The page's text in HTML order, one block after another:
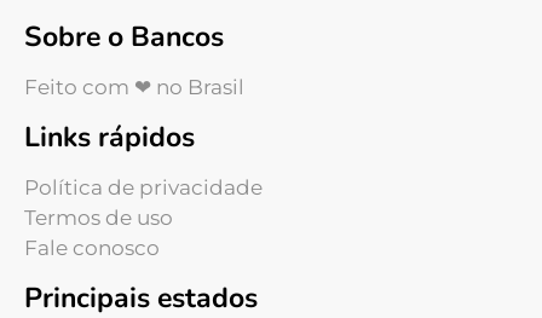
Sobre o Bancos
Feito com ❤ no Brasil
Links rápidos
Política de privacidade
Termos de uso
Fale conosco
Principais estados